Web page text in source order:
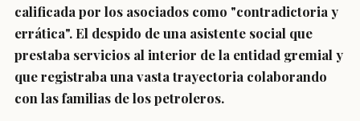
calificada por los asociados como "contradictoria y
errática". El despido de una asistente social que
prestaba servicios al interior de la entidad gremial y
que registraba una vasta trayectoria colaborando
con las familias de los petroleros.